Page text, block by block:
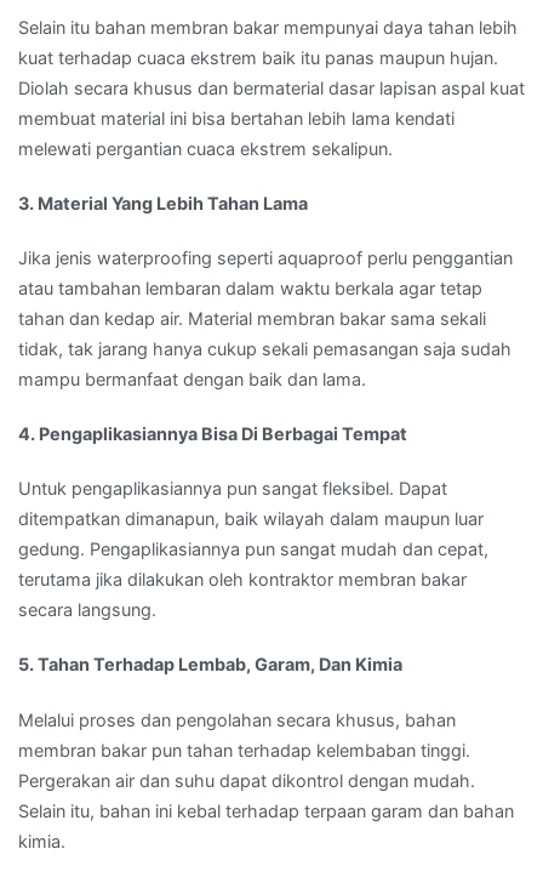
Selain itu bahan membran bakar mempunyai daya tahan lebih
kuat terhadap cuaca ekstrem baik itu panas maupun hujan.
Diolah secara khusus dan bermaterial dasar lapisan aspal kuat
membuat material ini bisa bertahan lebih lama kendati
melewati pergantian cuaca ekstrem sekalipun.
3. Material Yang Lebih Tahan Lama
Jika jenis waterproofing seperti aquaproof perlu penggantian
atau tambahan lembaran dalam waktu berkala agar tetap
tahan dan kedap air. Material membran bakar sama sekali
tidak, tak jarang hanya cukup sekali pemasangan saja sudah
mampu bermanfaat dengan baik dan lama.
4. Pengaplikasiannya Bisa Di Berbagai Tempat
Untuk pengaplikasiannya pun sangat fleksibel. Dapat
ditempatkan dimanapun, baik wilayah dalam maupun luar
gedung. Pengaplikasiannya pun sangat mudah dan cepat,
terutama jika dilakukan oleh kontraktor membran bakar
secara langsung.
5. Tahan Terhadap Lembab, Garam, Dan Kimia
Melalui proses dan pengolahan secara khusus, bahan
membran bakar pun tahan terhadap kelembaban tinggi.
Pergerakan air dan suhu dapat dikontrol dengan mudah.
Selain itu, bahan ini kebal terhadap terpaan garam dan bahan
kimia.